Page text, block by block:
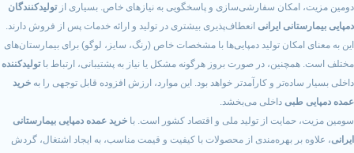
سفارشی‌سازی و پاسخگویی به نیازهای خاص. بسیاری ازتولیدکنندگان
ایرانیانعطاف‌پذیری بیشتری در تولید و ارائه خدمات پس از فروش دارند.
تولید دمپایی‌ها با مشخصات خاص (رنگ، سایز، لوگو) برای بیمارستان‌های
در صورت بروز هرگونه مشکل یا نیاز به پشتیبانی، ارتباط باتولیدکننده
و کارآمدتر خواهد بود. این موارد، ارزش افزوده قابل توجهی را به خرید
طبیداخلی می‌بخشد.
از تولید ملی و اقتصاد کشور است. باخرید عمده دمپایی بیمارستانی
بر بهره‌مندی از محصولات با کیفیت و قیمت مناسب، به ایجاد اشتغال، گردش